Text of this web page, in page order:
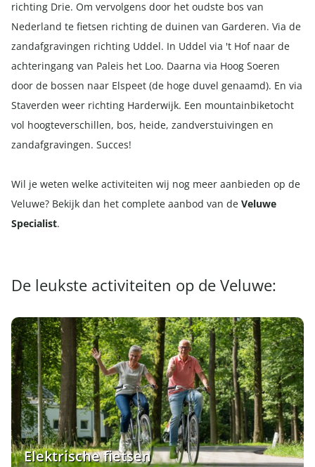
richting Drie. Om vervolgens door het oudste bos van
Nederland te fietsen richting de duinen van Garderen. Via de
zandafgravingen richting Uddel. In Uddel via 't Hof naar de
achteringang van Paleis het Loo. Daarna via Hoog Soeren
door de bossen naar Elspeet (de hoge duvel genaamd). En via
Staverden weer richting Harderwijk. Een mountainbiketocht
vol hoogteverschillen, bos, heide, zandverstuivingen en
zandafgravingen. Succes!
Wil je weten welke activiteiten wij nog meer aanbieden op de
Veluwe? Bekijk dan het complete aanbod van de Veluwe
Specialist.
De leukste activiteiten op de Veluwe:
Elektrische fietsen